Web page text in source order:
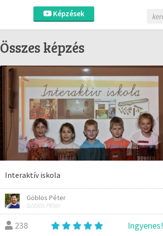
Képzések
Összes képzés
Interaktív iskola
Göblös Péter
Göblös Péter
238 Ingyenes!